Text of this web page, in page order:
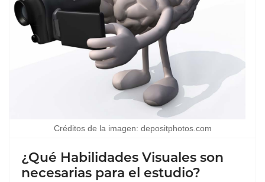
Créditos de la imagen: depositphotos.com
¿Qué Habilidades Visuales son
necesarias para el estudio?